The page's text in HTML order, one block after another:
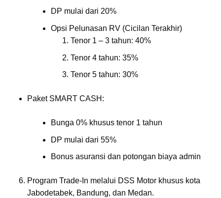
DP mulai dari 20%
Opsi Pelunasan RV (Cicilan Terakhir)
Tenor 1 – 3 tahun: 40%
Tenor 4 tahun: 35%
Tenor 5 tahun: 30%
Paket SMART CASH:
Bunga 0% khusus tenor 1 tahun
DP mulai dari 55%
Bonus asuransi dan potongan biaya admin
Program Trade-In melalui DSS Motor khusus kota
Jabodetabek, Bandung, dan Medan.